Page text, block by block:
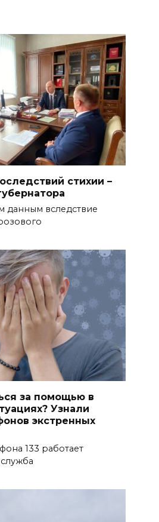
стихии –
данным вследствие
за помощью в
Узнали
экстренных
133 работает